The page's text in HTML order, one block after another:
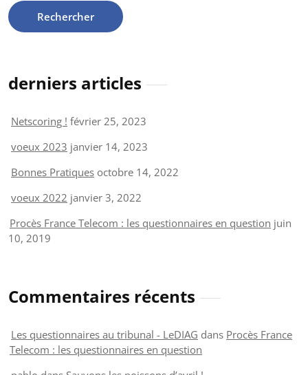
derniers articles
Netscoring ! février 25, 2023
voeux 2023 janvier 14, 2023
Bonnes Pratiques octobre 14, 2022
voeux 2022 janvier 3, 2022
Procès France Telecom : les questionnaires en question juin
10, 2019
Commentaires récents
Les questionnaires au tribunal - LeDIAG dans Procès France
Telecom : les questionnaires en question